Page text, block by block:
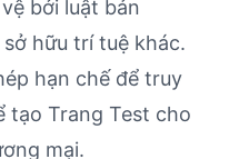
bởi luật bản
hữu trí tuệ khác.
hạn chế để truy
tạo Trang Test cho
mại.